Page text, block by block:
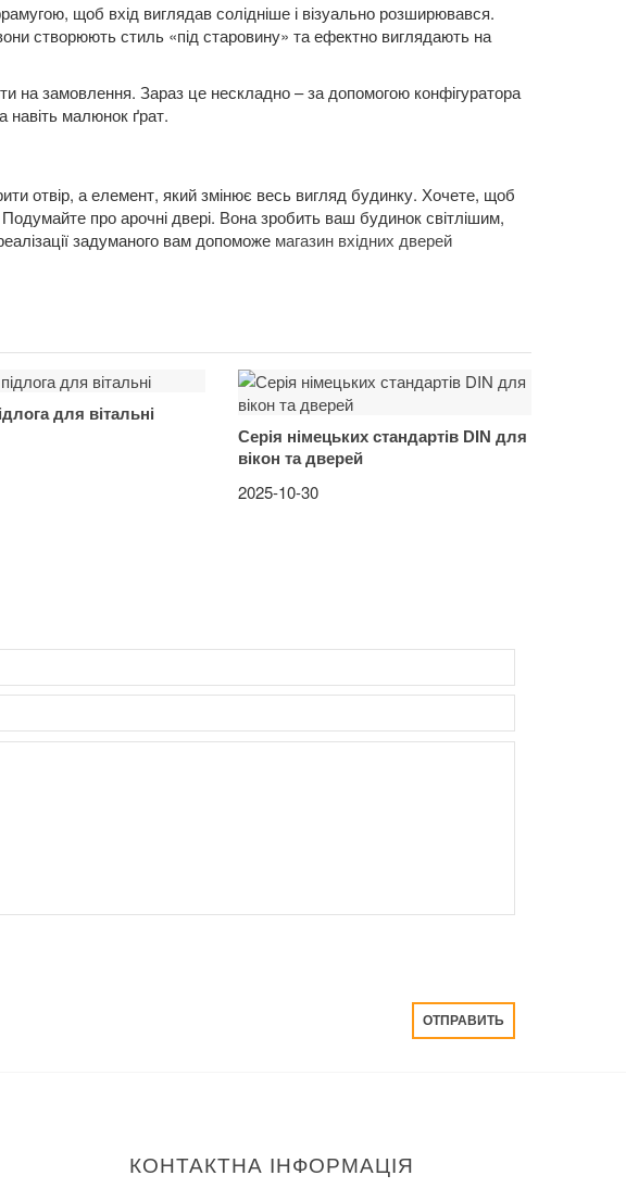
щоб вхід виглядав солідніше і візуально розширювався.
створюють стиль «під старовину» та ефектно виглядають на
на замовлення. Зараз це нескладно – за допомогою конфігуратора
навіть малюнок ґрат.
отвір, а елемент, який змінює весь вигляд будинку. Хочете, щоб
про арочні двері. Вона зробить ваш будинок світлішим,
задуманого вам допоможе магазин вхідних дверей
для вітальні
Серія німецьких стандартів DIN для
вікон та дверей
2025-10-30
КОНТАКТНА ІНФОРМАЦІЯ